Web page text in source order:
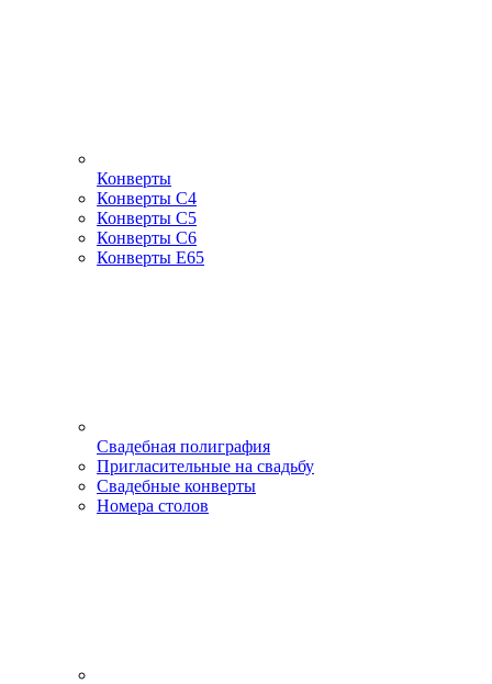
Конверты
Конверты С4
Конверты С5
Конверты С6
Конверты Е65
Свадебная полиграфия
Пригласительные на свадьбу
Свадебные конверты
Номера столов